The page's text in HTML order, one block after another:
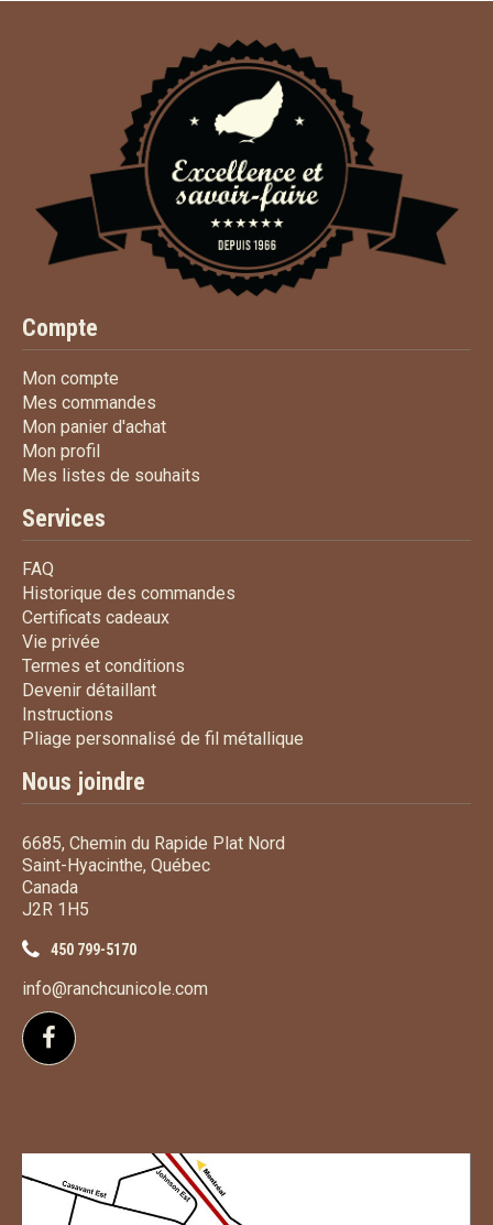
Compte
Mon compte
Mes commandes
Mon panier d'achatMon panier d'achat
Mon profil
Mes listes de souhaits
Services
FAQ
Historique des commandes
Certificats cadeauxCertificats cadeaux
Vie privée
Termes et conditions
Devenir détaillantDevenir détaillant
Instructions
Pliage personnalisé de fil métallique
Nous joindre
6685, Chemin du Rapide Plat Nord
Saint-Hyacinthe, Québec
Canada
J2R 1H5
450 799-5170
info@ranchcunicole.com
Suivez-nous sur Facebook